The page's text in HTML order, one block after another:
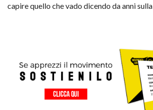
capire quello che vado dicendo da anni sulla